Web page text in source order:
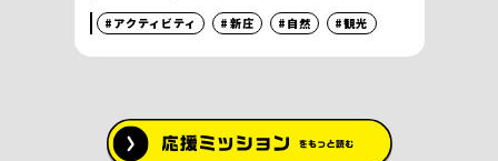
#アクティビティ #新庄 #自然 #観光